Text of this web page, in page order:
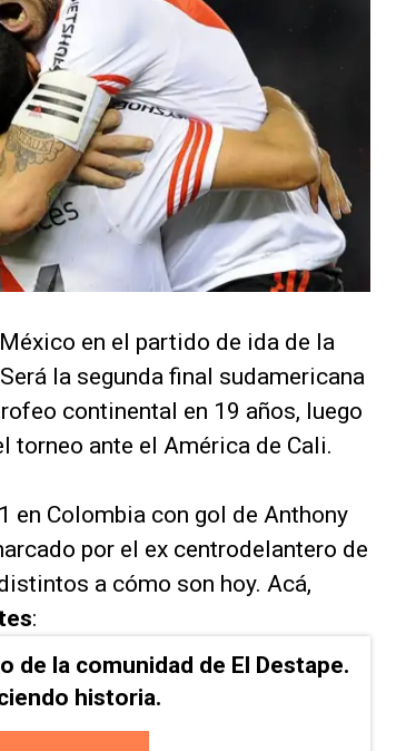
en el partido de ida de la
la segunda final sudamericana
continental en 19 años, luego
torneo ante el América de Cali.
en Colombia con gol de Anthony
por el ex centrodelantero de
a cómo son hoy. Acá,
:
de la comunidad de El Destape.
historia.